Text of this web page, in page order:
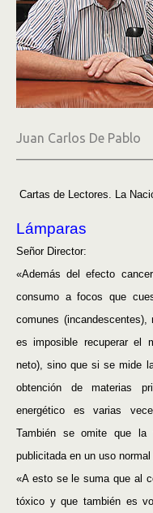
Juan Carlos De Pablo
Cartas de Lectores. La
Lámparas
Señor Director:
«Además del efecto
consumo a focos que
comunes
es imposible recuperar el
neto), sino que si se mide
obtención de materias
energético es varias
También se omite que
publicitada en un uso
«A esto se le suma que al
tóxico y que también es